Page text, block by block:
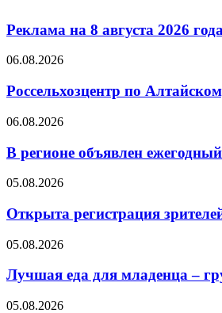
Реклама на 8 августа 2026 года
06.08.2026
Россельхозцентр по
06.08.2026
В регионе объявлен
05.08.2026
Открыта регистрация
05.08.2026
Лучшая еда для младенца –
05.08.2026